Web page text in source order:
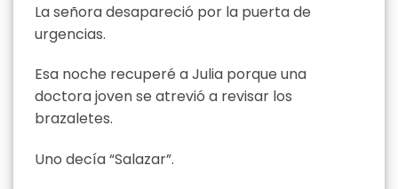
La señora desapareció por la puerta de
urgencias.
Esa noche recuperé a Julia porque una
doctora joven se atrevió a revisar los
brazaletes.
Uno decía “Salazar”.